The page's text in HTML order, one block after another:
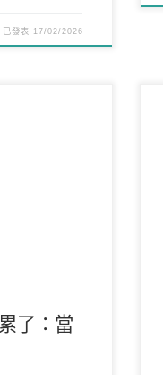
已發表 17/02/2026
了：當